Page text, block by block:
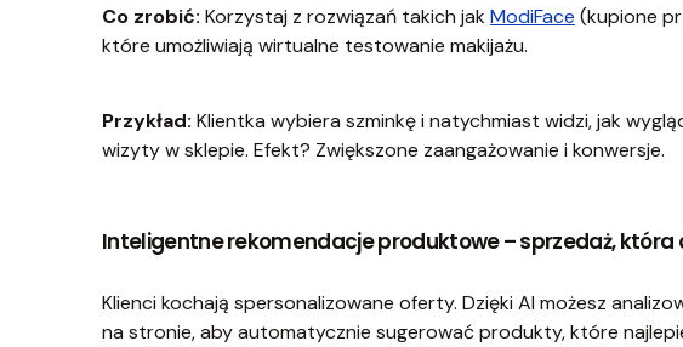
Co zrobić: Korzystaj z rozwiązań takich jak ModiFace (kupione
które umożliwiają wirtualne testowanie makijażu.
Przykład: Klientka wybiera szminkę i natychmiast widzi, jak
wizyty w sklepie. Efekt? Zwiększone zaangażowanie i konwersje.
Inteligentne rekomendacje produktowe – sprzedaż, która
Klienci kochają spersonalizowane oferty. Dzięki AI możesz
na stronie, aby automatycznie sugerować produkty, które